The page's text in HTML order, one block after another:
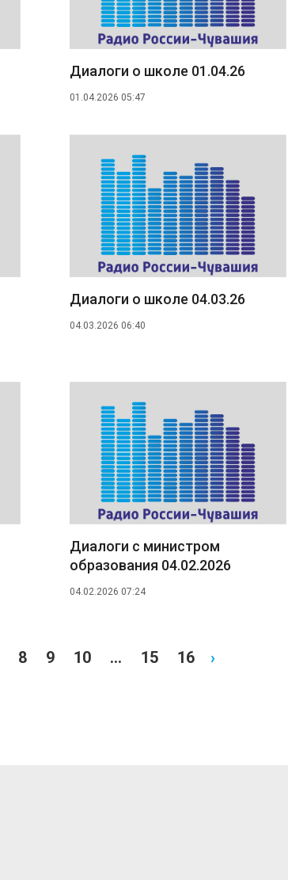
Диалоги о школе 01.04.26
01.04.2026 05:47
Диалоги о школе 04.03.26
04.03.2026 06:40
Диалоги с министром
образования 04.02.2026
04.02.2026 07:24
8 9 10 ... 15 16 ›